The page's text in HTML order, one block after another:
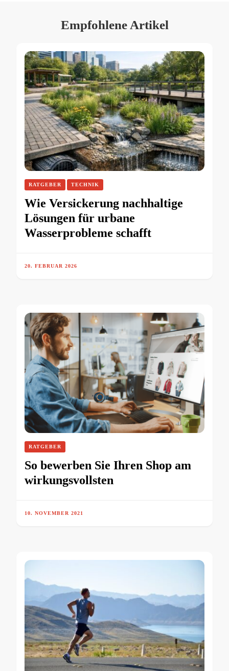
Empfohlene Artikel
RATGEBER TECHNIK
Wie Versickerung nachhaltige
Lösungen für urbane
Wasserprobleme schafft
20. FEBRUAR 2026
RATGEBER
So bewerben Sie Ihren Shop am
wirkungsvollsten
10. NOVEMBER 2021